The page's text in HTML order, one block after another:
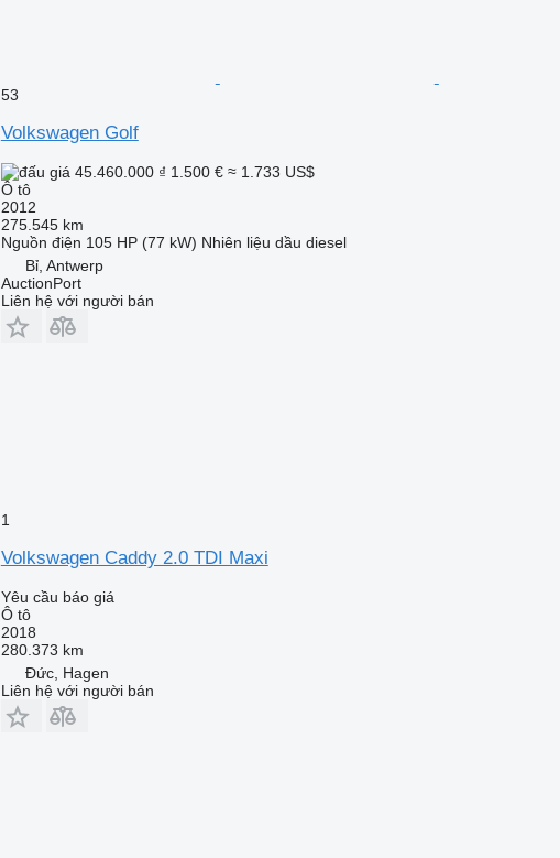
53
Volkswagen Golf
45.460.000 ₫ 1.500 € ≈ 1.733 US$
Ô tô
2012
275.545 km
Nguồn điện 105 HP (77 kW) Nhiên liệu dầu diesel
Bỉ, Antwerp
AuctionPort
Liên hệ với người bán
1
Volkswagen Caddy 2.0 TDI Maxi
Yêu cầu báo giá
Ô tô
2018
280.373 km
Đức, Hagen
Liên hệ với người bán